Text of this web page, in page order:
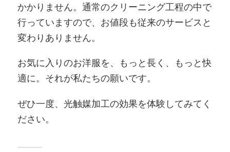
かかりません。通常のクリーニング工程の中で
行っていますので、お値段も従来のサービスと
変わりありません。
お気に入りのお洋服を、もっと長く、もっと快
適に。それが私たちの願いです。
ぜひ一度、光触媒加工の効果を体験してみてく
ださい。